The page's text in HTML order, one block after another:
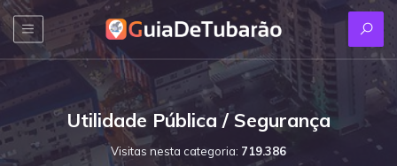
Utilidade Pública / Segurança
Visitas nesta categoria: 719.386